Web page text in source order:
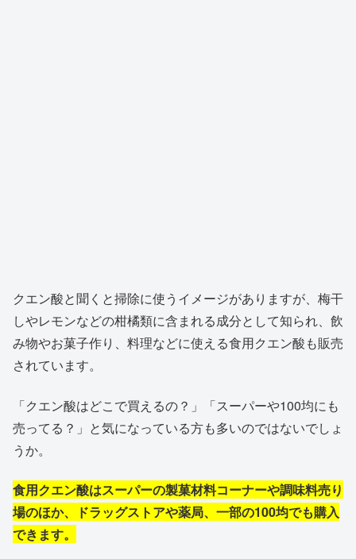
クエン酸と聞くと掃除に使うイメージがありますが、梅干
しやレモンなどの柑橘類に含まれる成分として知られ、飲
み物やお菓子作り、料理などに使える食用クエン酸も販売
されています。
「クエン酸はどこで買えるの？」「スーパーや100均にも
売ってる？」と気になっている方も多いのではないでしょ
うか。
食用クエン酸はスーパーの製菓材料コーナーや調味料売り
場のほか、ドラッグストアや薬局、一部の100均でも購入
できます。